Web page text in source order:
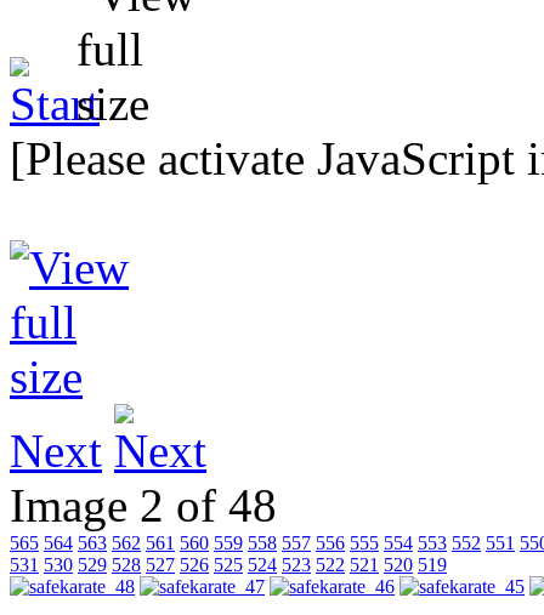
[Please activate
Next
Image 2 of 48
565 564 563 562 561 560 559 558 557 556 555 554 553 552 551
531 530 529 528 527 526 525 524 523 522 521 520 519